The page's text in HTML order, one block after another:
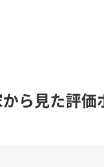
ら見た評価